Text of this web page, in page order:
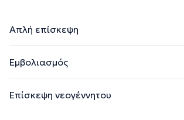
Απλή επίσκεψη
Εμβολιασμός
Επίσκεψη νεογέννητου